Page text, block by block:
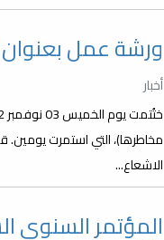
ورشة عمل بعنوان
أخبار
مخاطرها)، التي استمرت
الاشعاع...
المؤتمر السنوي